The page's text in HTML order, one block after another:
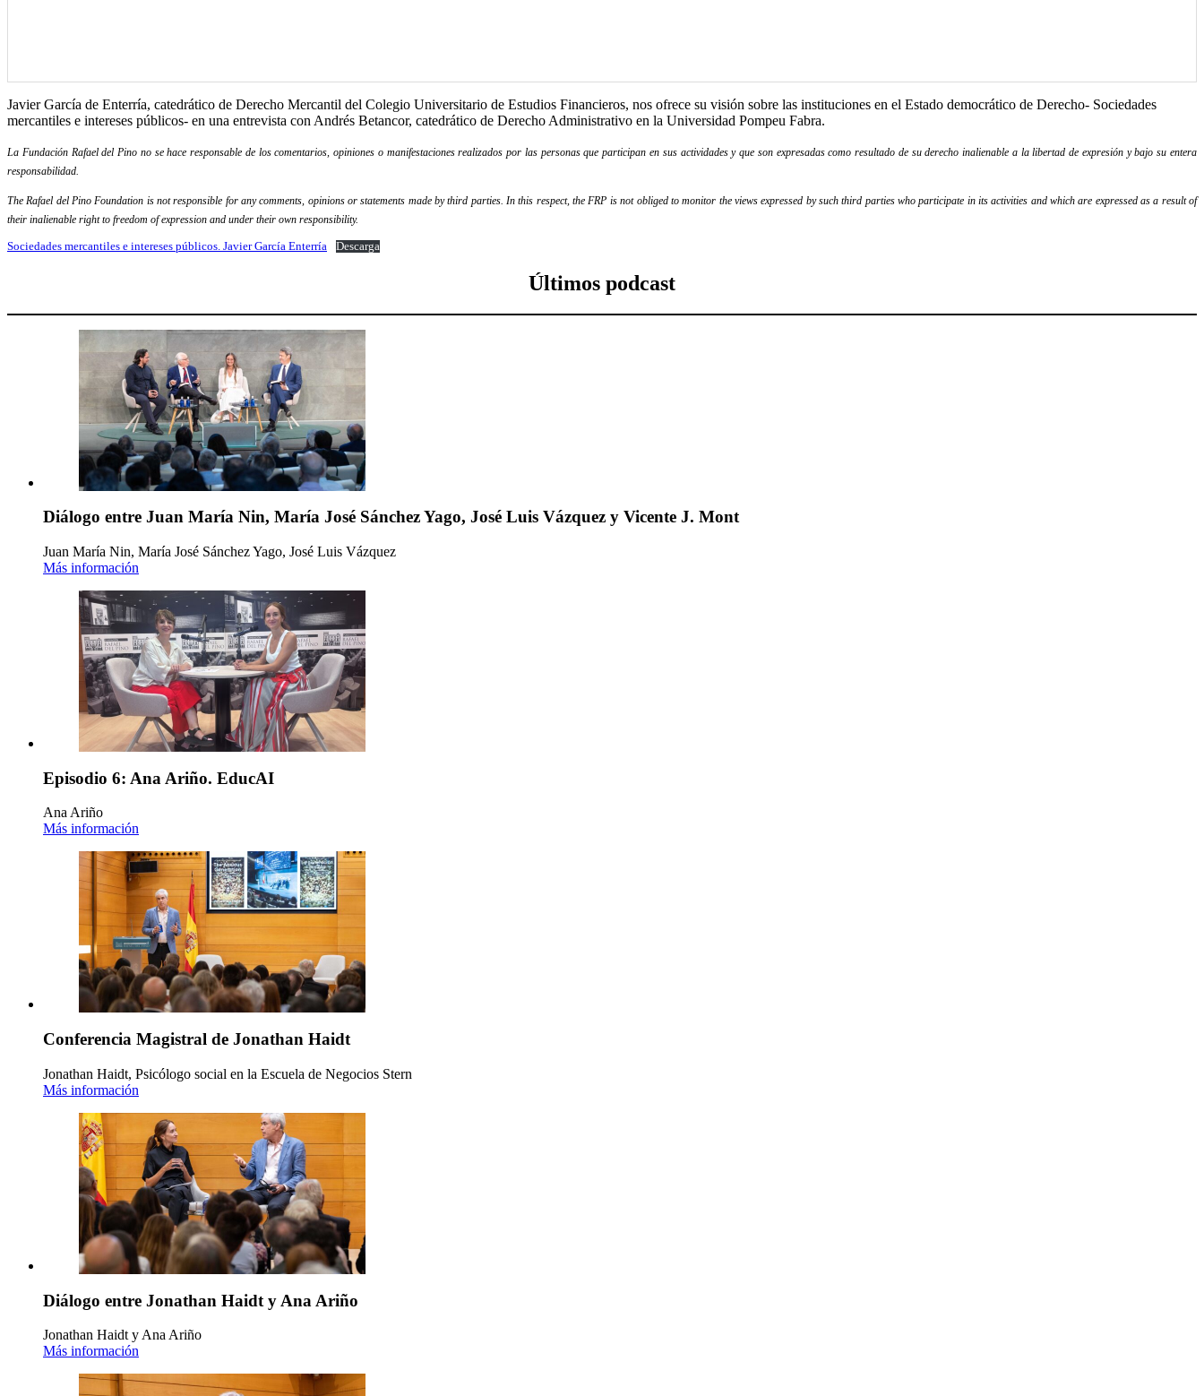
Javier García de Enterría, catedrático de Derecho Mercantil del Colegio Universitario de Estudios Financieros, nos ofrece su visión sobre las instituciones en el Estado democrático de Derecho- Sociedades
mercantiles e intereses públicos- en una entrevista con Andrés Betancor, catedrático de Derecho Administrativo en la Universidad Pompeu Fabra.
La Fundación Rafael del Pino no se hace responsable de los comentarios, opiniones o manifestaciones realizados por las personas que participan en sus actividades y que son expresadas como resultado de su derecho inalienable a la libertad de expresión y bajo su entera
responsabilidad.
The Rafael del Pino Foundation is not responsible for any comments, opinions or statements made by third parties. In this respect, the FRP is not obliged to monitor the views expressed by such third parties who participate in its activities and which are expressed as a result of
their inalienable right to freedom of expression and under their own responsibility.
Sociedades mercantiles e intereses públicos. Javier García Enterría Descarga
Últimos podcast
Diálogo entre Juan María Nin, María José Sánchez Yago, José Luis Vázquez y Vicente J. Mont
Juan María Nin, María José Sánchez Yago, José Luis Vázquez
Más información
Episodio 6: Ana Ariño. EducAI
Ana Ariño
Más información
Conferencia Magistral de Jonathan Haidt
Jonathan Haidt, Psicólogo social en la Escuela de Negocios Stern
Más información
Diálogo entre Jonathan Haidt y Ana Ariño
Jonathan Haidt y Ana Ariño
Más información